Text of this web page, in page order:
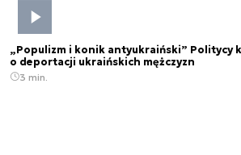
„Populizm i konik antyukraiński” Politycy
o deportacji ukraińskich mężczyzn
3 min.